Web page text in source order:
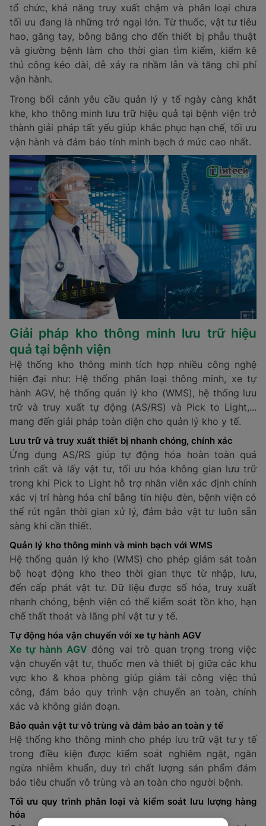
tổ chức, khả năng truy xuất chậm và phân loại chưa
tối ưu đang là những trở ngại lớn. Từ thuốc, vật tư tiêu
hao, găng tay, bông băng cho đến thiết bị phẫu thuật
và giường bệnh làm cho thời gian tìm kiếm, kiểm kê
thủ công kéo dài, dễ xảy ra nhầm lẫn và tăng chi phí
vận hành.
Trong bối cảnh yêu cầu quản lý y tế ngày càng khắt
khe, kho thông minh lưu trữ hiệu quả tại bệnh viện trở
thành giải pháp tất yếu giúp khắc phục hạn chế, tối ưu
vận hành và đảm bảo tính minh bạch ở mức cao nhất.
Giải pháp kho thông minh lưu trữ hiệu
quả tại bệnh viện
Hệ thống kho thông minh tích hợp nhiều công nghệ
hiện đại như: Hệ thống phân loại thông minh, xe tự
hành AGV, hệ thống quản lý kho (WMS), hệ thống lưu
trữ và truy xuất tự động (AS/RS) và Pick to Light,...
mang đến giải pháp toàn diện cho quản lý kho y tế.
Lưu trữ và truy xuất thiết bị nhanh chóng, chính xác
Ứng dụng AS/RS giúp tự động hóa hoàn toàn quá
trình cất và lấy vật tư, tối ưu hóa không gian lưu trữ
trong khi Pick to Light hỗ trợ nhân viên xác định chính
xác vị trí hàng hóa chỉ bằng tín hiệu đèn, bệnh viện có
thể rút ngắn thời gian xử lý, đảm bảo vật tư luôn sẵn
sàng khi cần thiết.
Quản lý kho thông minh và minh bạch với WMS
Hệ thống quản lý kho (WMS) cho phép giám sát toàn
bộ hoạt động kho theo thời gian thực từ nhập, lưu,
đến cấp phát vật tư. Dữ liệu được số hóa, truy xuất
nhanh chóng, bệnh viện có thể kiểm soát tồn kho, hạn
chế thất thoát và lãng phí vật tư y tế.
Tự động hóa vận chuyển với xe tự hành AGV
Xe tự hành AGV đóng vai trò quan trọng trong việc
vận chuyển vật tư, thuốc men và thiết bị giữa các khu
vực kho & khoa phòng giúp giảm tải công việc thủ
công, đảm bảo quy trình vận chuyển an toàn, chính
xác và không gián đoạn.
Bảo quản vật tư vô trùng và đảm bảo an toàn y tế
Hệ thống kho thông minh cho phép lưu trữ vật tư y tế
trong điều kiện được kiểm soát nghiêm ngặt, ngăn
ngừa nhiễm khuẩn, duy trì chất lượng sản phẩm đảm
bảo tiêu chuẩn vô trùng và an toàn cho người bệnh.
Tối ưu quy trình phân loại và kiểm soát lưu lượng hàng
hóa